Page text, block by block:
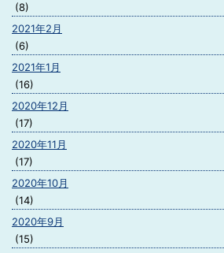
(8)
2021年2月
(6)
2021年1月
(16)
2020年12月
(17)
2020年11月
(17)
2020年10月
(14)
2020年9月
(15)